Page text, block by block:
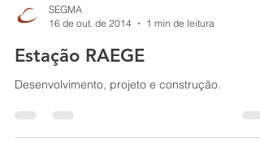
SEGMA
16 de out. de 2014
1 min de leitura
Estação RAEGE
Desenvolvimento, projeto e construção.